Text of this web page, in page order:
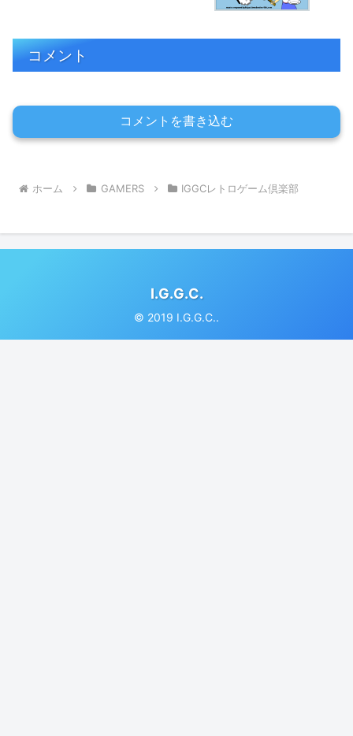
コメント
コメントを書き込む
ホーム GAMERS IGGCレトロゲーム倶楽部
I.G.G.C.
© 2019 I.G.G.C..